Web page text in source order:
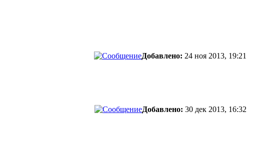
Добавлено: 24 ноя 2013, 19:21
Добавлено: 30 дек 2013, 16:32